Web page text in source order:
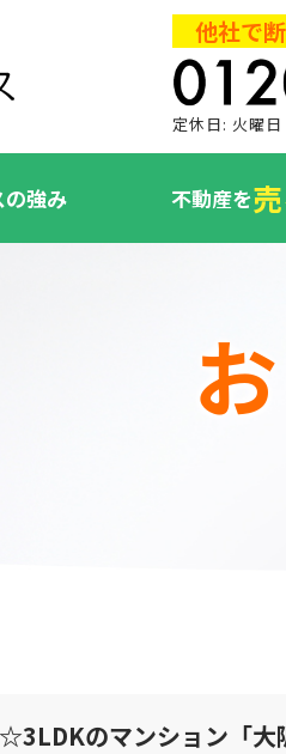
他社で
定休日: 火曜
の強み 不動産を
のマンション「大